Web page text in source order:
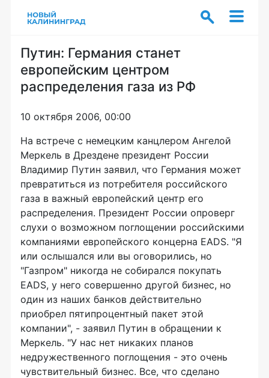
Путин: Германия станет
европейским центром
распределения газа из РФ
10 октября 2006, 00:00
На встрече с немецким канцлером Ангелой
Меркель в Дрездене президент России
Владимир Путин заявил, что Германия может
превратиться из потребителя российского
газа в важный европейский центр его
распределения. Президент России опроверг
слухи о возможном поглощении российскими
компаниями европейского концерна EADS. "Я
или ослышался или вы оговорились, но
"Газпром" никогда не собирался покупать
EADS, у него совершенно другой бизнес, но
один из наших банков действительно
приобрел пятипроцентный пакет этой
компании", - заявил Путин в обращении к
Меркель. "У нас нет никаких планов
недружественного поглощения - это очень
чувствительный бизнес. Все, что сделано